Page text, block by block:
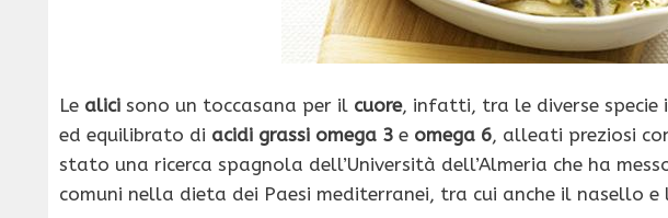
Le alici sono un toccasana per il cuore, infatti, tra le diverse
ed equilibrato di acidi grassi omega 3 e omega 6, alleati preziosi
stato una ricerca spagnola dell’Università dell’Almeria che ha
comuni nella dieta dei Paesi mediterranei, tra cui anche il nasello e